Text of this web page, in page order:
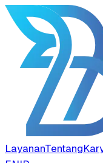
LayananTentang